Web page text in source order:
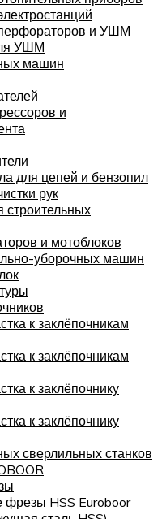
и УШМ
УШМ
машин
и
для цепей и бензопил
рук
и мотоблоков
уборочных машин
к заклёпочникам
к заклёпочникам
к заклёпочнику
к заклёпочнику
сверлильных станков
фрезы HSS Euroboor